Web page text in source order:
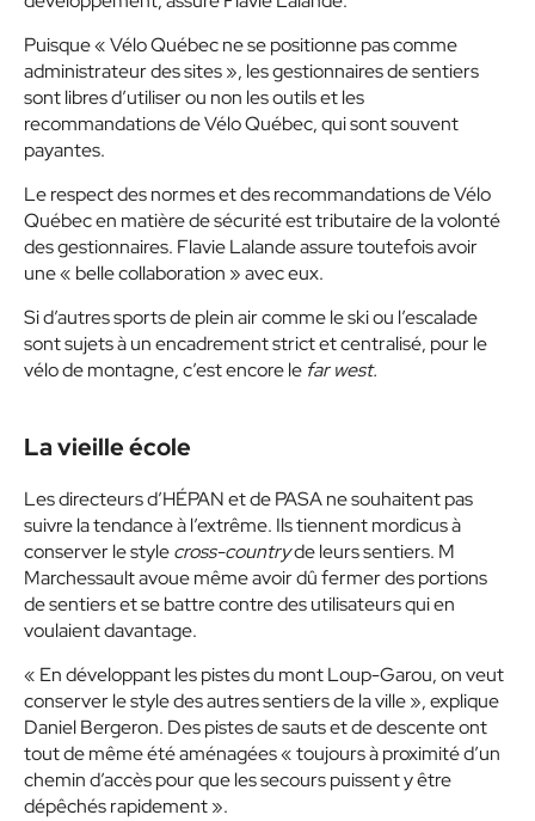
Puisque « Vélo Québec ne se positionne pas comme
administrateur des sites », les gestionnaires de sentiers
sont libres d’utiliser ou non les outils et les
recommandations de Vélo Québec, qui sont souvent
payantes.
Le respect des normes et des recommandations de Vélo
Québec en matière de sécurité est tributaire de la volonté
des gestionnaires. Flavie Lalande assure toutefois avoir
une « belle collaboration » avec eux.
Si d’autres sports de plein air comme le ski ou l’escalade
sont sujets à un encadrement strict et centralisé, pour le
vélo de montagne, c’est encore le far west.
La vieille école
Les directeurs d’HÉPAN et de PASA ne souhaitent pas
suivre la tendance à l’extrême. Ils tiennent mordicus à
conserver le stylecross-countryde leurs sentiers. M
Marchessault avoue même avoir dû fermer des portions
de sentiers et se battre contre des utilisateurs qui en
voulaient davantage.
« En développant les pistes du mont Loup-Garou, on veut
conserver le style des autres sentiers de la ville », explique
Daniel Bergeron. Des pistes de sauts et de descente ont
tout de même été aménagées « toujours à proximité d’un
chemin d’accès pour que les secours puissent y être
dépêchés rapidement ».